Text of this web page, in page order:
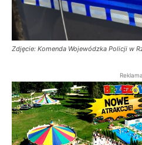
Zdjęcie: Komenda Wojewódzka Policji w
Reklama